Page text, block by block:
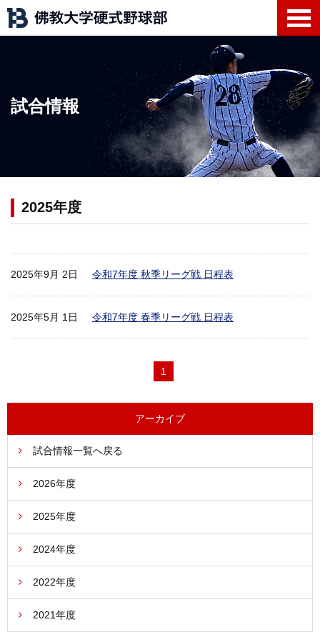
試合情報
2025年度
2025年9月 2日 令和7年度 秋季リーグ戦 日程表
2025年5月 1日 令和7年度 春季リーグ戦 日程表
1
アーカイブ
試合情報一覧へ戻る
2026年度
2025年度
2024年度
2022年度
2021年度